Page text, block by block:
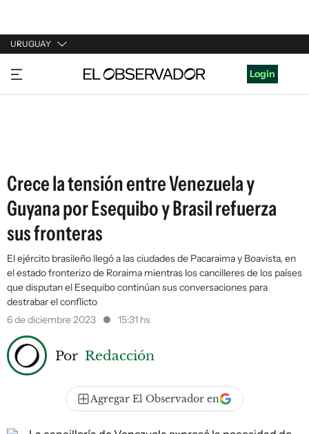
URUGUAY
URUGUAY
ARGENTINA
Login
Crece la tensión entre Venezuela y
Guyana por Esequibo y Brasil refuerza
sus fronteras
El ejército brasileño llegó a las ciudades de Pacaraima y Boavista, en
el estado fronterizo de Roraima mientras los cancilleres de los países
que disputan el Esequibo continúan sus conversaciones para
destrabar el conflicto
6 de diciembre 2023
15:31 hs
Por Redacción
Agregar El Observador en